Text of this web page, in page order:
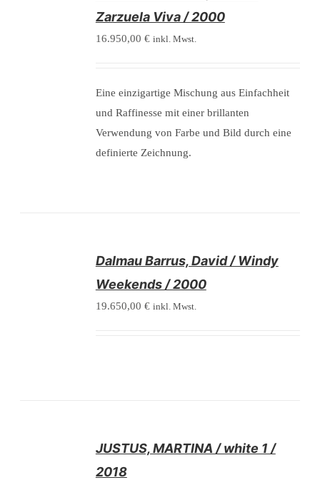
Zarzuela Viva / 2000
16.950,00 € inkl. Mwst.
Eine einzigartige Mischung aus Einfachheit
und Raffinesse mit einer brillanten
Verwendung von Farbe und Bild durch eine
definierte Zeichnung.
Dalmau Barrus, David / Windy
Weekends / 2000
19.650,00 € inkl. Mwst.
JUSTUS, MARTINA / white 1 /
2018